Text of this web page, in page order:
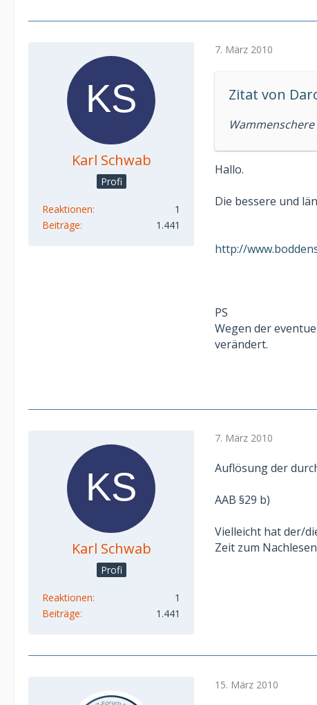
Karl Schwab
Profi
Reaktionen
1
Beiträge
1.441
7. März 2010
Zitat von
Hallo.
Die bessere und
http://
PS
Wegen der
verändert.
Karl Schwab
Profi
Reaktionen
1
Beiträge
1.441
7. März 2010
Auflösung der
AAB §29 b)
Vielleicht hat der/
Zeit zum
15. März 2010